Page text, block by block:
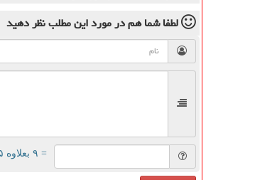
لطفا شما همدر مورد این مطلبنظر دهید
= ۹ بعلاوه ۵